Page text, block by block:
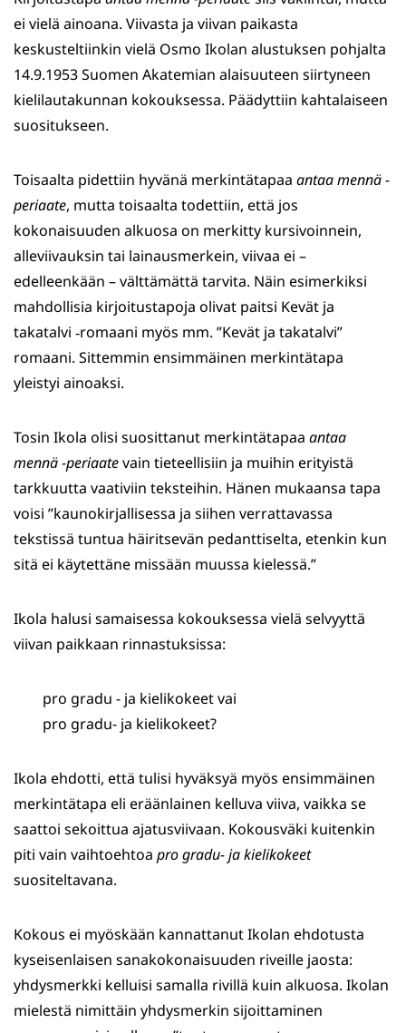
ei vielä ainoana. Viivasta ja viivan paikasta
keskusteltiinkin vielä Osmo Ikolan alustuksen pohjalta
14.9.1953 Suomen Akatemian alaisuuteen siirtyneen
kielilautakunnan kokouksessa. Päädyttiin kahtalaiseen
suositukseen.
Toisaalta pidettiin hyvänä merkintätapaa antaa mennä -
periaate, mutta toisaalta todettiin, että jos
kokonaisuuden alkuosa on merkitty kursivoinnein,
alleviivauksin tai lainausmerkein, viivaa ei –
edelleenkään – välttämättä tarvita. Näin esimerkiksi
mahdollisia kirjoitustapoja olivat paitsi Kevät ja
takatalvi ‑romaani myös mm. ”Kevät ja takatalvi”
romaani. Sittemmin ensimmäinen merkintätapa
yleistyi ainoaksi.
Tosin Ikola olisi suosittanut merkintätapaa antaa
mennä -periaatevain tieteellisiin ja muihin erityistä
tarkkuutta vaativiin teksteihin. Hänen mukaansa tapa
voisi ”kaunokirjallisessa ja siihen verrattavassa
tekstissä tuntua häiritsevän pedanttiselta, etenkin kun
sitä ei käytettäne missään muussa kielessä.”
Ikola halusi samaisessa kokouksessa vielä selvyyttä
viivan paikkaan rinnastuksissa:
pro gradu - ja kielikokeet vai
pro gradu- ja kielikokeet?
Ikola ehdotti, että tulisi hyväksyä myös ensimmäinen
merkintätapa eli eräänlainen kelluva viiva, vaikka se
saattoi sekoittua ajatusviivaan. Kokousväki kuitenkin
piti vain vaihtoehtoa pro gradu- ja kielikokeet
suositeltavana.
Kokous ei myöskään kannattanut Ikolan ehdotusta
kyseisenlaisen sanakokonaisuuden riveille jaosta:
yhdysmerkki kelluisi samalla rivillä kuin alkuosa. Ikolan
mielestä nimittäin yhdysmerkin sijoittaminen